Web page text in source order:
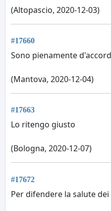
(Altopascio, 2020-12-03)
#17660
Sono pienamente
(Mantova, 2020-12-04)
#17663
Lo ritengo giusto
(Bologna, 2020-12-07)
#17672
Per difendere la salute